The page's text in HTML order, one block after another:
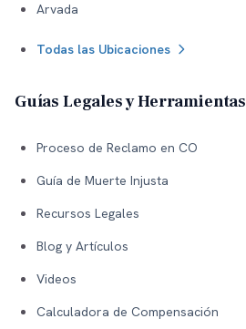
Arvada
Todas las Ubicaciones
Guías Legales y Herramientas
Proceso de Reclamo en CO
Guía de Muerte Injusta
Recursos Legales
Blog y Artículos
Videos
Calculadora de Compensación